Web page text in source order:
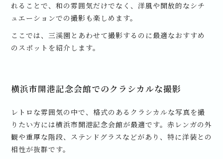
れることで、和の雰囲気だけでなく、洋風や開放的なシチ
ュエーションでの撮影も楽しめます。
ここでは、三溪園とあわせて撮影するのに最適なおすすめ
のスポットを紹介します。
横浜市開港記念会館でのクラシカルな撮影
レトロな雰囲気の中で、格式のあるクラシカルな写真を撮
りたい方には横浜市開港記念会館が最適です。赤レンガの外
観や重厚な階段、ステンドグラスなどがあり、特に洋装との
相性が抜群です。